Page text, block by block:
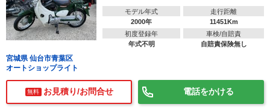
モデル年式
2000年
走行距離
11451Km
初度登録年
年式不明
車検/自賠責
自賠責保険無し
宮城県 仙台市青葉区
オートショップライト
無料 お見積り/お問合せ 電話をかける